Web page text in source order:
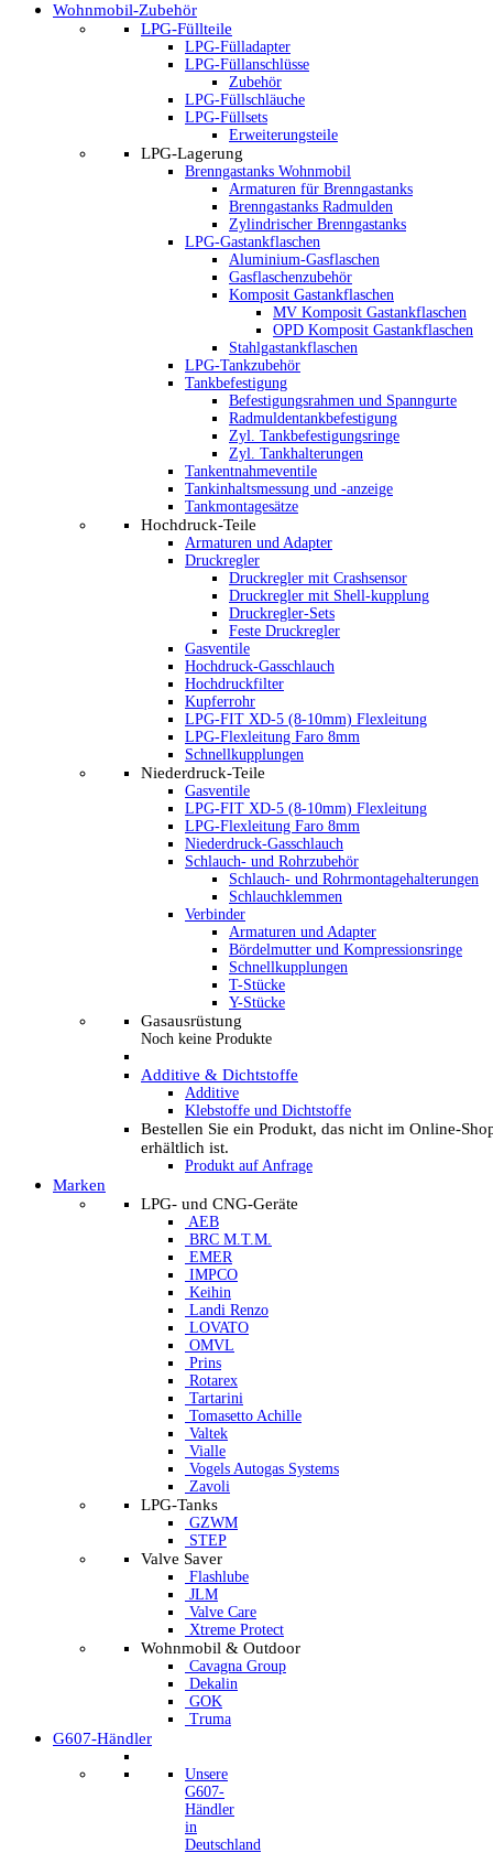
Wohnmobil-Zubehör
LPG-Füllteile
LPG-Fülladapter
LPG-Füllanschlüsse
Zubehör
LPG-Füllschläuche
LPG-Füllsets
Erweiterungsteile
LPG-Lagerung
Brenngastanks Wohnmobil
Armaturen für Brenngastanks
Brenngastanks Radmulden
Zylindrischer Brenngastanks
LPG-Gastankflaschen
Aluminium-Gasflaschen
Gasflaschenzubehör
Komposit Gastankflaschen
MV Komposit Gastankflaschen
OPD Komposit Gastankflaschen
Stahlgastankflaschen
LPG-Tankzubehör
Tankbefestigung
Befestigungsrahmen und Spanngurte
Radmuldentankbefestigung
Zyl. Tankbefestigungsringe
Zyl. Tankhalterungen
Tankentnahmeventile
Tankinhaltsmessung und -anzeige
Tankmontagesätze
Hochdruck-Teile
Armaturen und Adapter
Druckregler
Druckregler mit Crashsensor
Druckregler mit Shell-kupplung
Druckregler-Sets
Feste Druckregler
Gasventile
Hochdruck-Gasschlauch
Hochdruckfilter
Kupferrohr
LPG-FIT XD-5 (8-10mm) Flexleitung
LPG-Flexleitung Faro 8mm
Schnellkupplungen
Niederdruck-Teile
Gasventile
LPG-FIT XD-5 (8-10mm) Flexleitung
LPG-Flexleitung Faro 8mm
Niederdruck-Gasschlauch
Schlauch- und Rohrzubehör
Schlauch- und Rohrmontagehalterungen
Schlauchklemmen
Verbinder
Armaturen und Adapter
Bördelmutter und Kompressionsringe
Schnellkupplungen
T-Stücke
Y-Stücke
Gasausrüstung
Noch keine Produkte
Additive & Dichtstoffe
Additive
Klebstoffe und Dichtstoffe
Bestellen Sie ein Produkt, das nicht im Online-
erhältlich ist.
Produkt auf Anfrage
Marken
LPG- und CNG-Geräte
AEB
BRC M.T.M.
EMER
IMPCO
Keihin
Landi Renzo
LOVATO
OMVL
Prins
Rotarex
Tartarini
Tomasetto Achille
Valtek
Vialle
Vogels Autogas Systems
Zavoli
LPG-Tanks
GZWM
STEP
Valve Saver
Flashlube
JLM
Valve Care
Xtreme Protect
Wohnmobil & Outdoor
Cavagna Group
Dekalin
GOK
Truma
G607-Händler
Unsere
G607-
Händler
in
Deutschland